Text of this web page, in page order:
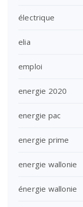
électrique
elia
emploi
energie 2020
energie pac
energie prime
energie wallonie
énergie wallonie